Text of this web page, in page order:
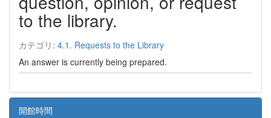
to the library.
カテゴリ: 4.1. Requests to the Library
An answer is currently being prepared.
開館時間